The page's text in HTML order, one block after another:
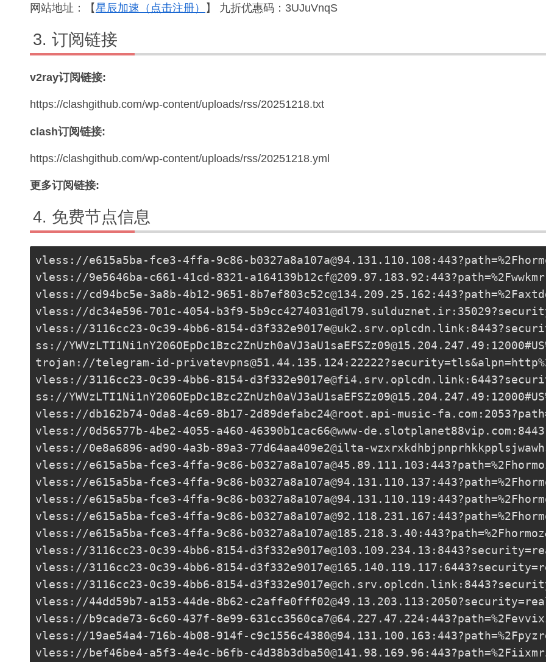
网站地址：【星辰加速（点击注册） 】 九折优惠码：3UJuVnqS
订阅链接
v2ray订阅链接:
https://clashgithub.com/wp-content/uploads/rss/20251218.txt
clash订阅链接:
https://clashgithub.com/wp-content/uploads/rss/20251218.yml
更多订阅链接:
免费节点信息
vless://e615a5ba-fce3-4ffa-9c86-b0327a8a107a@94.131.110.108
vless://9e5646ba-c661-41cd-8321-a164139b12cf@209.97.183.92
vless://cd94bc5e-3a8b-4b12-9651-8b7ef803c52c@134.209.25.162
vless://dc34e596-701c-4054-b3f9-5b9cc4274031@dl79.sulduznet.ir
vless://3116cc23-0c39-4bb6-8154-d3f332e9017e@uk2.srv.oplcdn.link
ss://YWVzLTI1Ni1nY206OEpDc1Bzc2ZnUzh0aVJ3aU1saEFSZz09@15.204.247.49
trojan://telegram-id-privatevpns@51.44.135.124
vless://3116cc23-0c39-4bb6-8154-d3f332e9017e@fi4.srv.oplcdn.link
ss://YWVzLTI1Ni1nY206OEpDc1Bzc2ZnUzh0aVJ3aU1saEFSZz09@15.204.247.49
vless://db162b74-0da8-4c69-8b17-2d89defabc24@root.api-music-fa.com
vless://0d56577b-4be2-4055-a460-46390b1cac66@www-de.slotplanet88vip.com
vless://0e8a6896-ad90-4a3b-89a3-77d64aa409e2@ilta-
vless://e615a5ba-fce3-4ffa-9c86-b0327a8a107a@45.89.111.103
vless://e615a5ba-fce3-4ffa-9c86-b0327a8a107a@94.131.110.137
vless://e615a5ba-fce3-4ffa-9c86-b0327a8a107a@94.131.110.119
vless://e615a5ba-fce3-4ffa-9c86-b0327a8a107a@92.118.231.167
vless://e615a5ba-fce3-4ffa-9c86-b0327a8a107a@185.218.3.40
vless://3116cc23-0c39-4bb6-8154-d3f332e9017e@103.109.234.13
vless://3116cc23-0c39-4bb6-8154-d3f332e9017e@165.140.119.117
vless://3116cc23-0c39-4bb6-8154-d3f332e9017e@ch.srv.oplcdn.link
vless://44dd59b7-a153-44de-8b62-c2affe0fff02@49.13.203.113
vless://b9cade73-6c60-437f-8e99-631cc3560ca7@64.227.47.224
vless://19ae54a4-716b-4b08-914f-c9c1556c4380@94.131.100.163
vless://bef46be4-a5f3-4e4c-b6fb-c4d38b3dba50@141.98.169.96